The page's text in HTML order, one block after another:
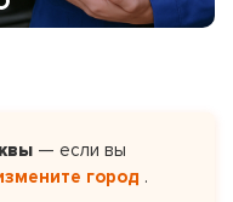
— если вы
город .